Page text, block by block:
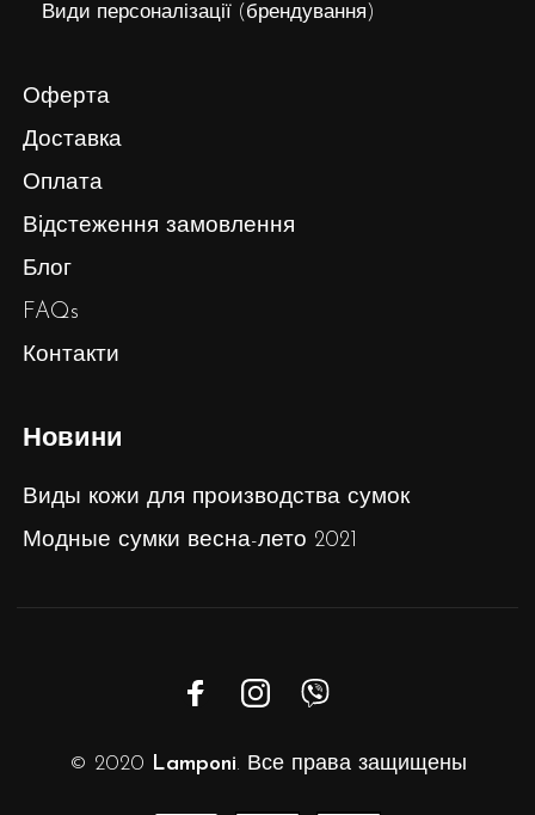
Види персоналізації (брендування)
Оферта
Доставка
Оплата
Відстеження замовлення
Блог
FAQs
Контакти
Новини
Виды кожи для производства сумок
Модные сумки весна-лето 2021
© 2020 Lamponi. Все права защищены